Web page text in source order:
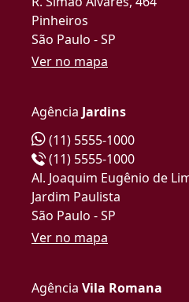
Pinheiros
São Paulo - SP
Ver no mapa
Agência Jardins
(11) 5555-1000
(11) 5555-1000
Al. Joaquim Eugênio de
Jardim Paulista
São Paulo - SP
Ver no mapa
Agência Vila Romana